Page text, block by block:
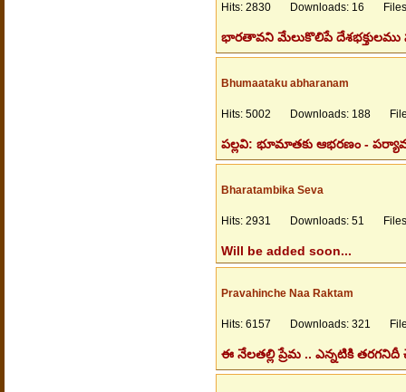
Hits: 2830 Downloads: 16
భారతావని మేలుకొలిపే
Bhumaataku abharanam
Hits: 5002 Downloads: 188
పల్లవి: భూమాతకు ఆభరణం -
Bharatambika Seva
Hits: 2931 Downloads: 51
Will be added soon...
Pravahinche Naa Raktam
Hits: 6157 Downloads: 321
ఈ నేలతల్లి ప్రేమ .. ఎన్నటికి